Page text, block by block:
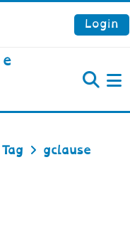
Login
Tag gclause